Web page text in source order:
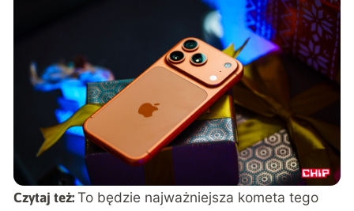
Czytaj też:To będzie najważniejsza kometa tego